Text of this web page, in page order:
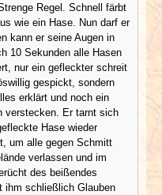
Regel. Schnell färbt
wie ein Hase. Nun darf er
kann er seine Augen in
10 Sekunden alle Hasen
nur ein gefleckter schreit
gespickt, sondern
erklärt und noch ein
verstecken. Er tarnt sich
Hase wieder
um alle gegen Schmitt
verlassen und im
des beißendes
ihm schließlich Glauben